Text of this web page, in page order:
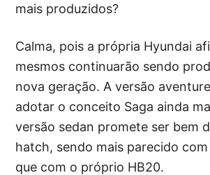
mais produzidos?
Calma, pois a própria Hyundai
mesmos continuarão sendo
nova geração. A versão
adotar o conceito Saga ainda
versão sedan promete ser bem
hatch, sendo mais parecido
que com o próprio HB20.